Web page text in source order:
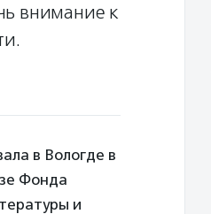
внимание к
в Вологде в
Фонда
и